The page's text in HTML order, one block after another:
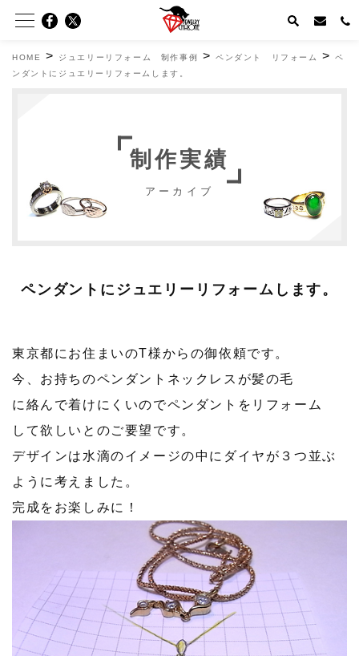
HOME > ジュエリーリフォーム 制作事例 >ペンダント リフォーム >ペ
ンダントにジュエリーリフォームします。
制作実績
アーカイブ
ペンダントにジュエリーリフォームします。
東京都にお住まいのT様からの御依頼です。
今、お持ちのペンダントネックレスが髪の毛
に絡んで着けにくいのでペンダントをリフォーム
して欲しいとのご要望です。
デザインは水滴のイメージの中にダイヤが３つ並ぶ
ように考えました。
完成をお楽しみに！